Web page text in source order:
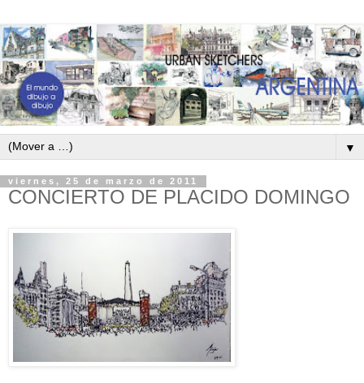
▼
viernes, 25 de marzo de 2011
CONCIERTO DE PLACIDO DOMINGO